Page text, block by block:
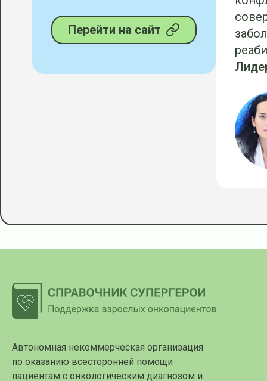
Перейти на сайт
Автономная некоммерческая организация
по оказанию всесторонней помощи
пациентам с онкологическим диагнозом и